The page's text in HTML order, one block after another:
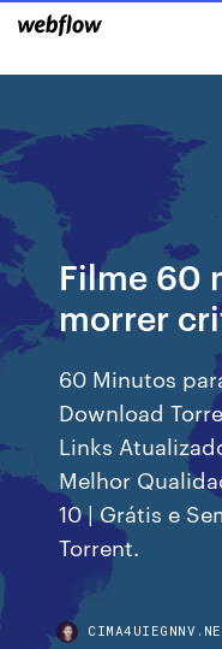
Filme 60
morrer
60 Minutos
Download
Links
Melhor
10 | Grátis e
Torrent.